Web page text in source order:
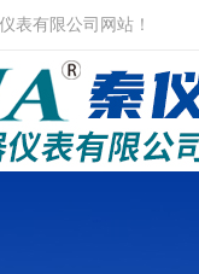
表有限公司网站！